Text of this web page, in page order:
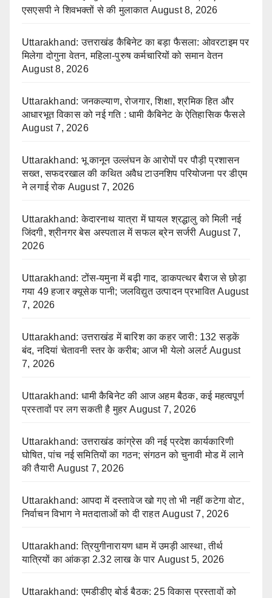
एसएसपी ने शिवभक्तों से की मुलाकात August 8, 2026
Uttarakhand: उत्तराखंड कैबिनेट का बड़ा फैसला: ओवरटाइम पर
मिलेगा दोगुना वेतन, महिला-पुरुष कर्मचारियों को समान वेतन
August 8, 2026
Uttarakhand: जनकल्याण, रोजगार, शिक्षा, श्रमिक हित और
आधारभूत विकास को नई गति : धामी कैबिनेट के ऐतिहासिक फैसले
August 7, 2026
Uttarakhand: भू कानून उल्लंघन के आरोपों पर पौड़ी प्रशासन
सख्त, सफदरखाल की कथित अवैध टाउनशिप परियोजना पर डीएम
ने लगाई रोक August 7, 2026
Uttarakhand: केदारनाथ यात्रा में घायल श्रद्धालु को मिली नई
जिंदगी, श्रीनगर बेस अस्पताल में सफल ब्रेन सर्जरी August 7,
2026
Uttarakhand: टोंस-यमुना में बढ़ी गाद, डाकपत्थर बैराज से छोड़ा
गया 49 हजार क्यूसेक पानी; जलविद्युत उत्पादन प्रभावित August
7, 2026
Uttarakhand: उत्तराखंड में बारिश का कहर जारी: 132 सड़कें
बंद, नदियां चेतावनी स्तर के करीब; आज भी येलो अलर्ट August
7, 2026
Uttarakhand: धामी कैबिनेट की आज अहम बैठक, कई महत्वपूर्ण
प्रस्तावों पर लग सकती है मुहर August 7, 2026
Uttarakhand: उत्तराखंड कांग्रेस की नई प्रदेश कार्यकारिणी
घोषित, पांच नई समितियों का गठन; संगठन को चुनावी मोड में लाने
की तैयारी August 7, 2026
Uttarakhand: आपदा में दस्तावेज खो गए तो भी नहीं कटेगा वोट,
निर्वाचन विभाग ने मतदाताओं को दी राहत August 7, 2026
Uttarakhand: त्रियुगीनारायण धाम में उमड़ी आस्था, तीर्थ
यात्रियों का आंकड़ा 2.32 लाख के पार August 5, 2026
Uttarakhand: एमडीडीए बोर्ड बैठक: 25 विकास प्रस्तावों को